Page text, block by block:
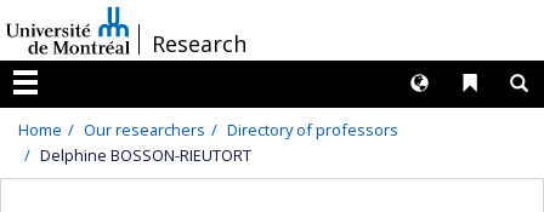
au
contenu
/Research
Menu
Liens
Langues
Home Our researchers
Directory of professors
Delphine BOSSON-RIEUTORT